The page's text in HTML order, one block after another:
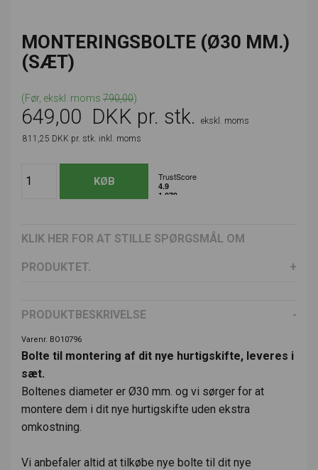
MONTERINGSBOLTE (Ø30 MM.)
(SÆT)
(Før, ekskl. moms 790,00)
649,00 DKK pr. stk.
ekskl. moms
811,25 DKK pr. stk. inkl. moms
KLIK HER FOR AT STILLE SPØRGSMÅL OM
PRODUKTET.
PRODUKTBESKRIVELSE
Varenr. BO10796
Bolte til montering af dit nye hurtigskifte, leveres i
sæt.
Boltenes diameter er Ø30 mm. og vi sørger for at
montere dem i dit nye hurtigskifte uden ekstra
omkostning.
Vi anbefaler altid at tilkøbe nye bolte til dit nye